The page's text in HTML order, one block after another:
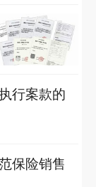
行案款的
保险销售